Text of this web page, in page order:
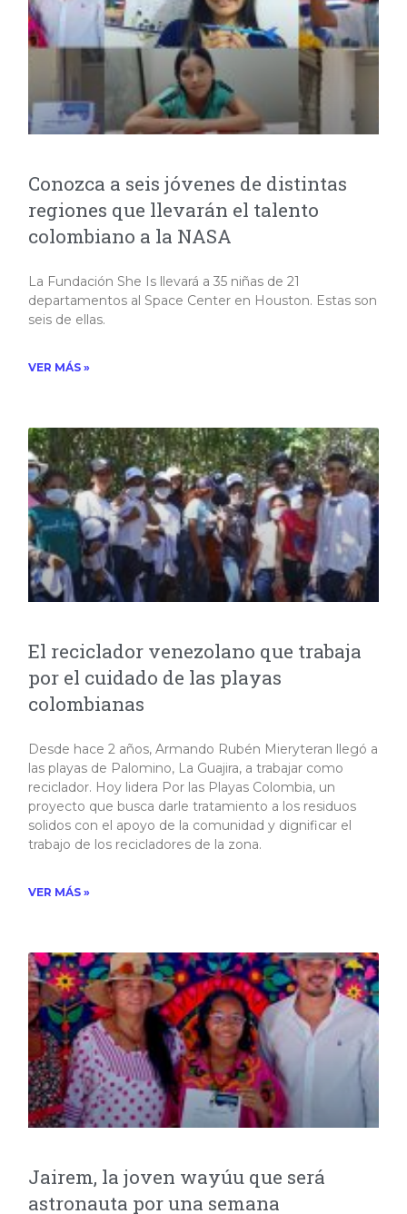
Conozca a seis jóvenes de distintas
regiones que llevarán el talento
colombiano a la NASA
La Fundación She Is llevará a 35 niñas de 21
departamentos al Space Center en Houston. Estas son
seis de ellas.
VER MÁS »
El reciclador venezolano que trabaja
por el cuidado de las playas
colombianas
Desde hace 2 años, Armando Rubén Mieryteran llegó a
las playas de Palomino, La Guajira, a trabajar como
reciclador. Hoy lidera Por las Playas Colombia, un
proyecto que busca darle tratamiento a los residuos
solidos con el apoyo de la comunidad y dignificar el
trabajo de los recicladores de la zona.
VER MÁS »
Jairem, la joven wayúu que será
astronauta por una semana